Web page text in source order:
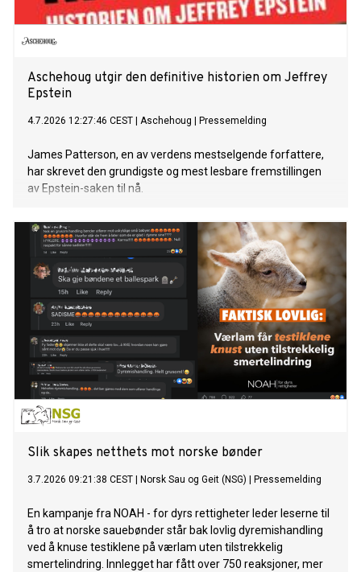
Aschehoug utgir den definitive historien om Jeffrey
Epstein
4.7.2026 12:27:46 CEST Aschehoug Pressemelding
James Patterson, en av verdens mestselgende forfattere,
har skrevet den grundigste og mest lesbare fremstillingen
av Epstein-saken til nå.
Slik skapes netthets mot norske bønder
3.7.2026 09:21:38 CEST Norsk Sau og Geit (NSG) Pressemelding
En kampanje fra NOAH - for dyrs rettigheter leder leserne til
å tro at norske sauebønder står bak lovlig dyremishandling
ved å knuse testiklene på værlam uten tilstrekkelig
smertelindring. Innlegget har fått over 750 reaksjoner, mer